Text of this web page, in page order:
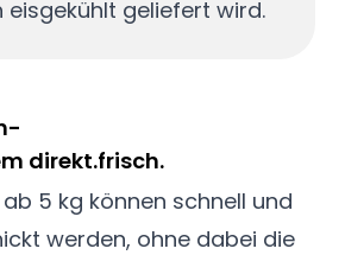
eisgekühlt geliefert wird.
direkt.frisch.
5 kg können schnell und
werden, ohne dabei die